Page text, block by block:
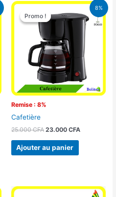
8%
Promo !
Remise : 8%
Promo !
Cafetière
25.000CFA
Le
prix
initial
25.000 CFA.
23.000 CFA
Le
prix
actuel
est :
23.000 CFA.
Ajouter au panier